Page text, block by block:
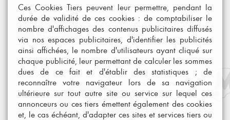
Ces Cookies Tiers peuvent leur permettre, pendant la
durée de validité de ces cookies : de comptabiliser le
nombre d'affichages des contenus publicitaires diffusés
via nos espaces publicitaires, d'identifier les publicités
ainsi affichées, le nombre d'utilisateurs ayant cliqué sur
chaque publicité, leur permettant de calculer les sommes
dues de ce fait et d'établir des statistiques ; de
reconnaître votre navigateur lors de sa navigation
ultérieure sur tout autre site ou service sur lequel ces
annonceurs ou ces tiers émettent également des cookies
et, le cas échéant, d'adapter ces sites et services tiers ou